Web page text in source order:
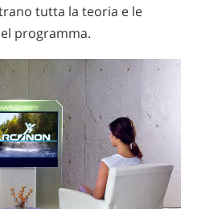
tutta la teoria e le
programma.